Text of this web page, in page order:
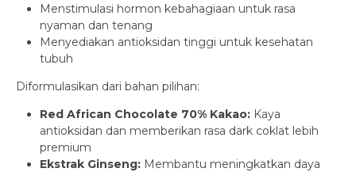
Menstimulasi hormon kebahagiaan untuk rasa
nyaman dan tenang
Menyediakan antioksidan tinggi untuk kesehatan
tubuh
Diformulasikan dari bahan pilihan:
Red African Chocolate 70% Kakao: Kaya
antioksidan dan memberikan rasa dark coklat lebih
premium
Ekstrak Ginseng: Membantu meningkatkan daya